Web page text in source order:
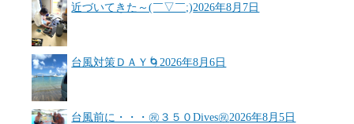
近づいてきた～(￣▽￣;)2026年8月7日
台風対策ＤＡＹ🌀 2026年8月6日
台風前に・・・㊗３５０Dives㊗2026年8月5日